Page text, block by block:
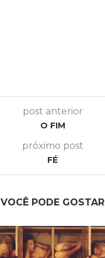
post anterior
O FIM
próximo post
FÉ
VOCÊ PODE GOSTAR